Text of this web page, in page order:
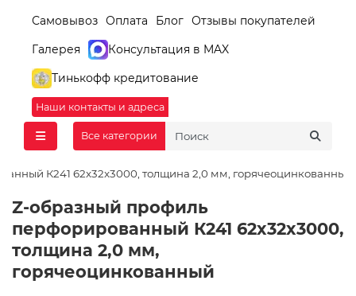
Самовывоз Оплата Блог Отзывы покупателей
Галерея
Консультация в MAX
Тинькофф кредитование
Наши контакты и адреса
Все категории
К241 62x32x3000, толщина 2,0 мм, горячеоцинкованный
Z-образный профиль
перфорированный К241 62x32x3000,
толщина 2,0 мм,
горячеоцинкованный